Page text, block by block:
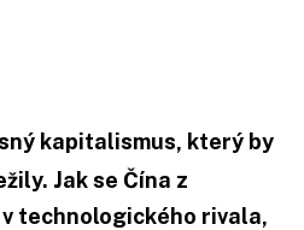
kapitalismus, který by
Jak se Čína z
technologického rivala,